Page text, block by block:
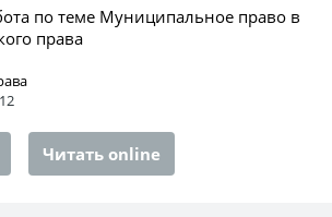
по теме Муниципальное право в
права
Читать online